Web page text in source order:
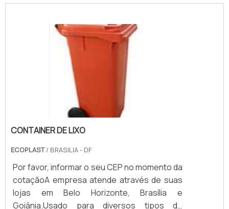
CONTAINER DE LIXO
ECOPLAST/ BRASILIA - DF
Por favor, informar o seu CEP no momento da
cotaçãoA empresa atende através de suas
lojas em Belo Horizonte, Brasília e
Goiânia.Usado para diversos tipos de